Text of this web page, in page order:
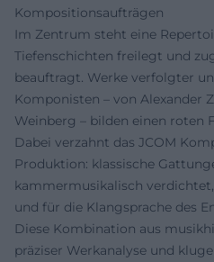
Kompositionsaufträgen
Im Zentrum steht eine
Tiefenschichten freilegt und
beauftragt. Werke verfolgter
Komponisten – von Alexander
Weinberg – bilden einen roten
Dabei verzahnt das JCOM
Produktion: klassische
kammermusikalisch
und für die Klangsprache des
Diese Kombination aus
präziser Werkanalyse und